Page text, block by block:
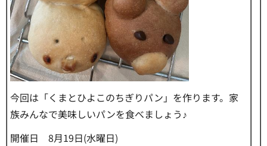
今回は「くまとひよこのちぎりパン」を作ります。家
族みんなで美味しいパンを食べましょう♪
開催日 8月19日(水曜日)